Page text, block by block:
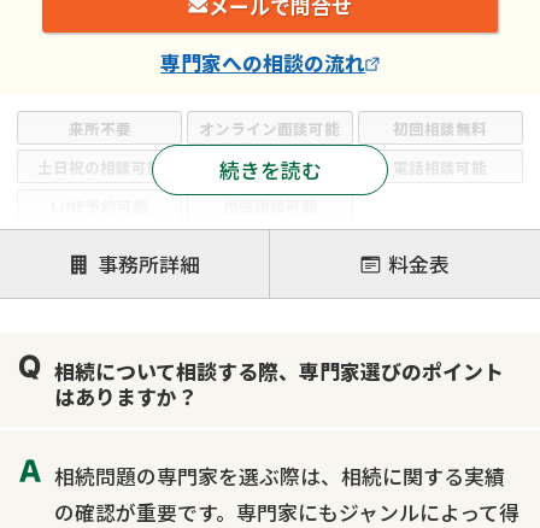
来所不要 オンライン面談可能
初回相談無料
土日祝の相談可能
19時以降電話可能
電話相談可能
注力案件
遺言書作成・遺言執行
相続放棄
相続登記
相続手続き
銀行手続き
家族信託
成年後見・任意後見
相続トラブル
続きを読む
メールで問合せ
専門家への相談の流れ
事務所詳細 料金表
相続について相談する際、専門家選びのポイント
はありますか？
相続問題の専門家を選ぶ際は、相続に関する実績
の確認が重要です。専門家にもジャンルによって得